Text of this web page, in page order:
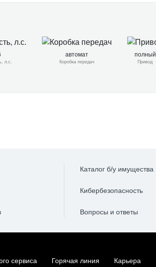
л.с.
автомат
Коробка передач
полный
Привод
Каталог б/у имущества
Кибербезопасность
Вопросы и ответы
сервиса Горячая линия Карьера